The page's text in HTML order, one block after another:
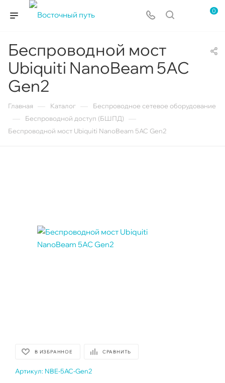
0
Беспроводной мост
Ubiquiti NanoBeam 5AC
Gen2
Главная Каталог Беспроводное сетевое оборудование
Беспроводной доступ (БШПД)
Беспроводной мост Ubiquiti NanoBeam 5AC Gen2
В ИЗБРАННОЕ СРАВНИТЬ
Артикул: NBE-5AC-Gen2